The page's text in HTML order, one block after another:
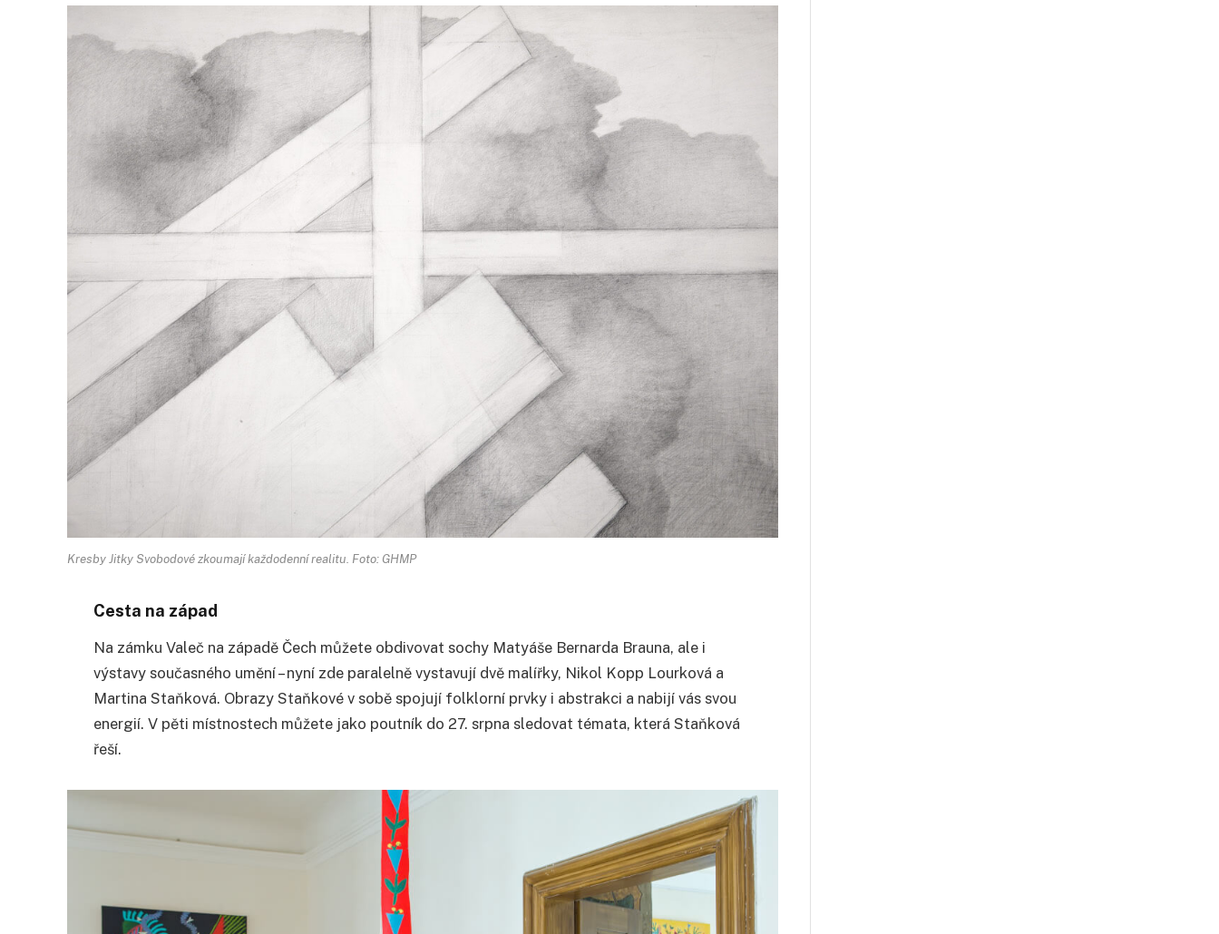
Kresby Jitky Svobodové zkoumají každodenní realitu. Foto: GHMP
Cesta na západ
Na zámku Valeč na západě Čech můžete obdivovat sochy Matyáše Bernarda Brauna, ale i
výstavy současného umění – nyní zde paralelně vystavují dvě malířky, Nikol Kopp Lourková a
Martina Staňková. Obrazy Staňkové v sobě spojují folklorní prvky i abstrakci a nabijí vás svou
energií. V pěti místnostech můžete jako poutník do 27. srpna sledovat témata, která Staňková
řeší.